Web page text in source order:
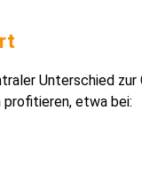
Unterschied zur
etwa bei: